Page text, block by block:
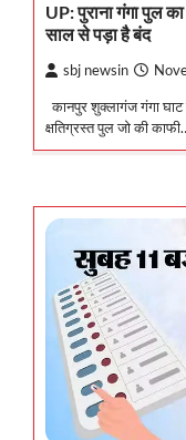
UP: पुराना गंगा पुल
साल से पड़ा है बंद
sbj newsin
कानपुर शुक्लागंज गंगा
क्षतिग्रस्त पुल जो की